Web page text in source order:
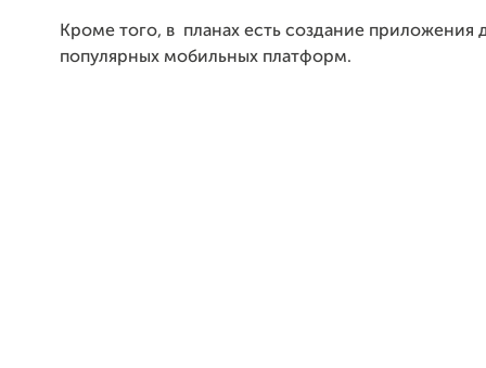
Кроме того, в планах есть создание приложения
популярных мобильных платформ.